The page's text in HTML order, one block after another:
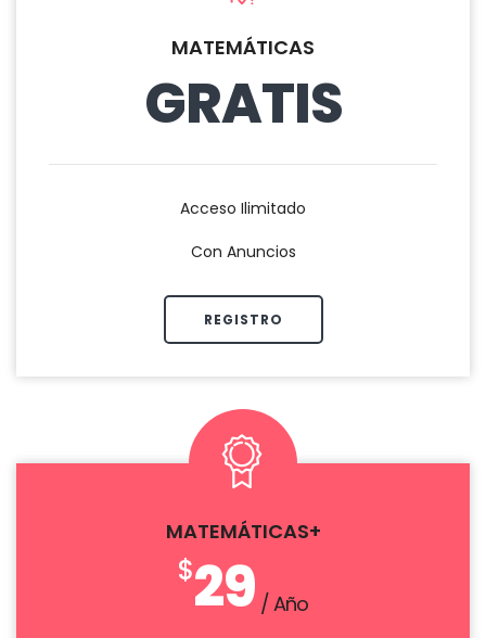
MATEMÁTICAS
GRATIS
Acceso Ilimitado
Con Anuncios
REGISTRO
MATEMÁTICAS+
$29/ Año